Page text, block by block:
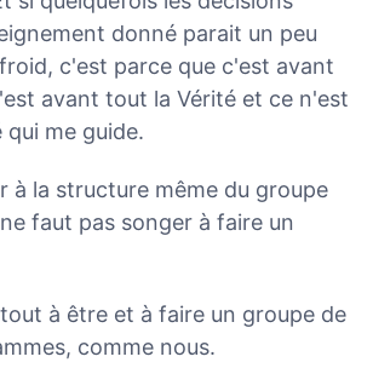
donné parait un peu
c'est parce que c'est avant
avant tout la Vérité et ce n'est
qui me guide.
à la structure même du groupe
faut pas songer à faire un
à être et à faire un groupe de
comme nous.